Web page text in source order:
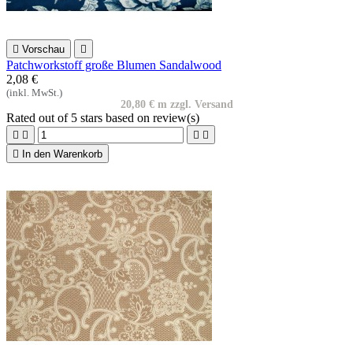
 Vorschau 
Patchworkstoff große Blumen Sandalwood
2,08 €
(inkl. MwSt.)
20,80 € m zzgl. Versand
Rated out of 5 stars based on review(s)
   

In den Warenkorb